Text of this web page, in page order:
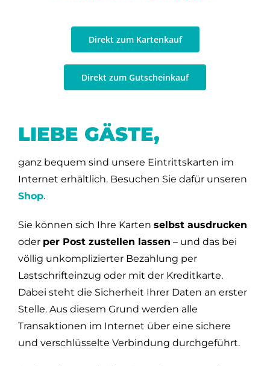
Direkt zum Kartenkauf
Direkt zum Gutscheinkauf
LIEBE GÄSTE,
ganz bequem sind unsere Eintrittskarten im
Internet erhältlich. Besuchen Sie dafür unseren
Shop.
Sie können sich Ihre Karten selbst ausdrucken
oder per Post zustellen lassen – und das bei
völlig unkomplizierter Bezahlung per
Lastschrifteinzug oder mit der Kreditkarte.
Dabei steht die Sicherheit Ihrer Daten an erster
Stelle. Aus diesem Grund werden alle
Transaktionen im Internet über eine sichere
und verschlüsselte Verbindung durchgeführt.